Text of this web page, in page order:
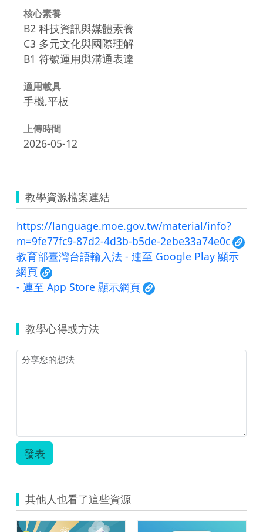
核心素養
B2 科技資訊與媒體素養
C3 多元文化與國際理解
B1 符號運用與溝通表達
適用載具
手機,平板
上傳時間
2026-05-12
教學資源檔案連結
https://language.moe.gov.tw/material/info?
m=9fe77fc9-87d2-4d3b-b5de-2ebe33a74e0c
教育部臺灣台語輸入法 - 連至 Google Play 顯示
網頁
- 連至 App Store 顯示網頁
教學心得或方法
發表
其他人也看了這些資源